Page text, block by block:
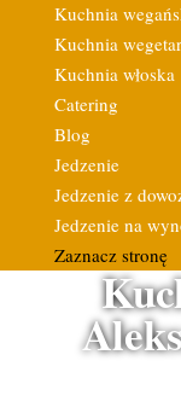
Kuchnia
Kuchnia
Kuchnia włoska
Catering
Blog
Jedzenie
Jedzenie z
Jedzenie na
Zaznacz stronę